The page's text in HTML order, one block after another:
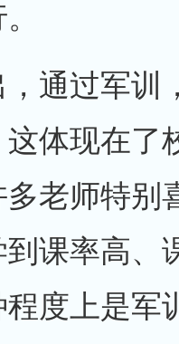
过军训
体现在了
老师特别
课率高、
度上是军